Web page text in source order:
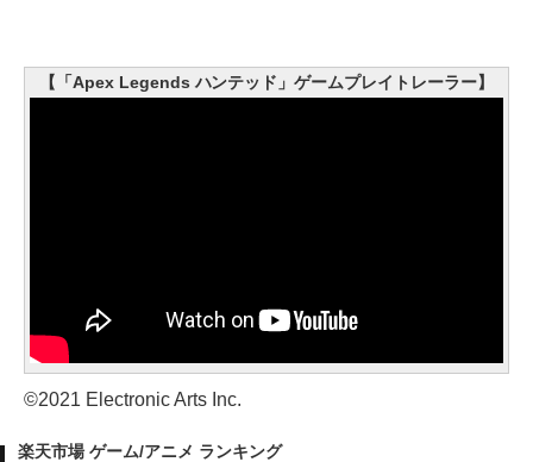
【「Apex Legends ハンテッド」ゲームプレイトレーラー】
©2021 Electronic Arts Inc.
楽天市場 ゲーム/アニメ ランキング